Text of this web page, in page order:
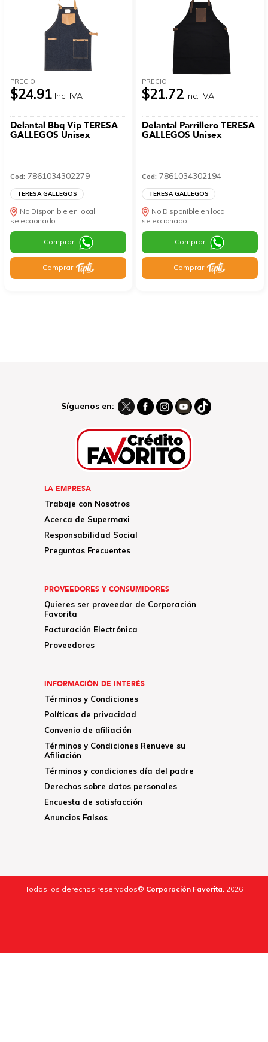
PRECIO
$24.91 Inc. IVA
Delantal Bbq Vip TERESA
GALLEGOS Unisex
Cod: 7861034302279
TERESA GALLEGOS
No Disponible en local
seleccionado
Comprar
Comprar
PRECIO
$21.72 Inc. IVA
Delantal Parrillero TERESA
GALLEGOS Unisex
Cod: 7861034302194
TERESA GALLEGOS
No Disponible en local
seleccionado
Comprar
Comprar
Síguenos en:
LA EMPRESA
Trabaje con Nosotros
Acerca de Supermaxi
Responsabilidad Social
Preguntas Frecuentes
PROVEEDORES Y CONSUMIDORES
Quieres ser proveedor de Corporación
Favorita
Facturación Electrónica
Proveedores
INFORMACIÓN DE INTERÉS
Términos y Condiciones
Políticas de privacidad
Convenio de afiliación
Términos y Condiciones Renueve su
Afiliación
Términos y condiciones día del padre
Derechos sobre datos personales
Encuesta de satisfacción
Anuncios Falsos
Todos los derechos reservados® Corporación Favorita. 2026